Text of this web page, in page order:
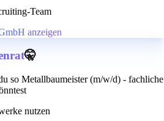
Team
anzeigen
🤫
so Metallbaumeister (m/w/d) - fachliche
nutzen